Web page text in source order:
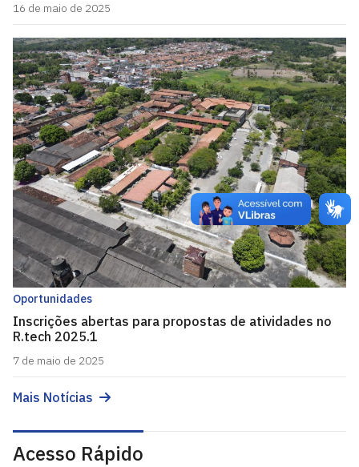
16 de maio de 2025
Oportunidades
Inscrições abertas para propostas de atividades no
R.tech 2025.1
7 de maio de 2025
Mais Notícias
Acesso Rápido